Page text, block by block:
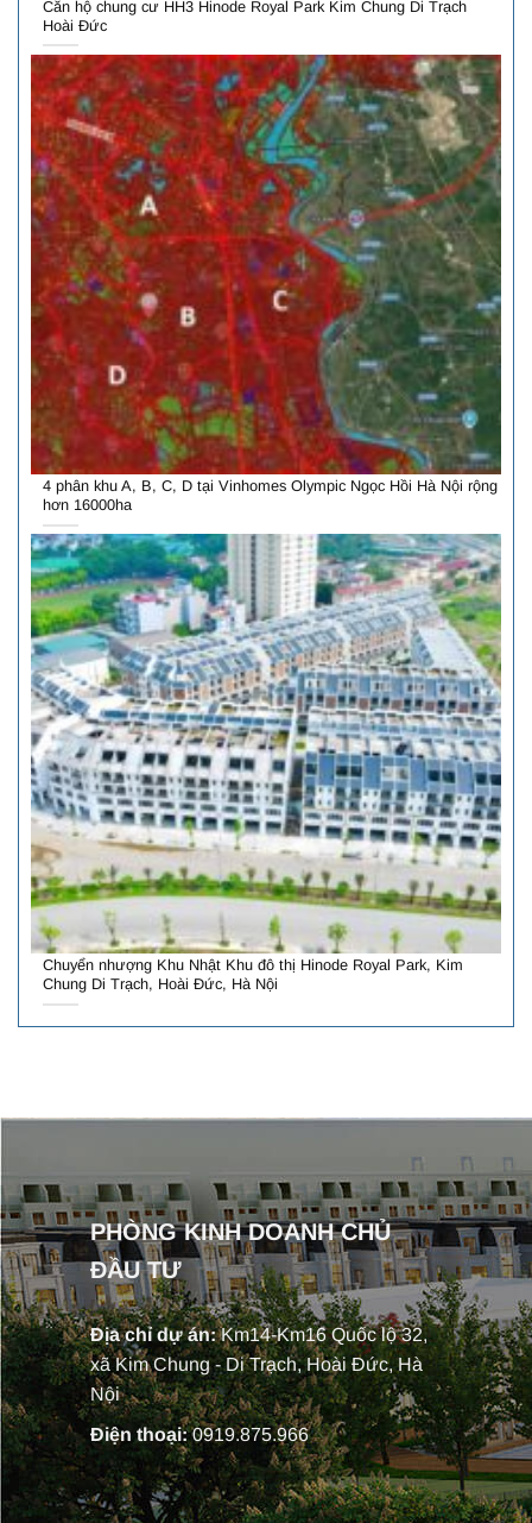
Căn hộ chung cư HH3 Hinode Royal Park Kim Chung Di Trạch
Hoài Đức
4 phân khu A, B, C, D tại Vinhomes Olympic Ngọc Hồi Hà Nội rộng
hơn 16000ha
Chuyển nhượng Khu Nhật Khu đô thị Hinode Royal Park, Kim
Chung Di Trạch, Hoài Đức, Hà Nội
PHÒNG KINH DOANH CHỦ
ĐẦU TƯ
Địa chỉ dự án:Km14-Km16 Quốc lộ 32,
xã Kim Chung - Di Trạch, Hoài Đức, Hà
Nội
Điện thoại:0919.875.966